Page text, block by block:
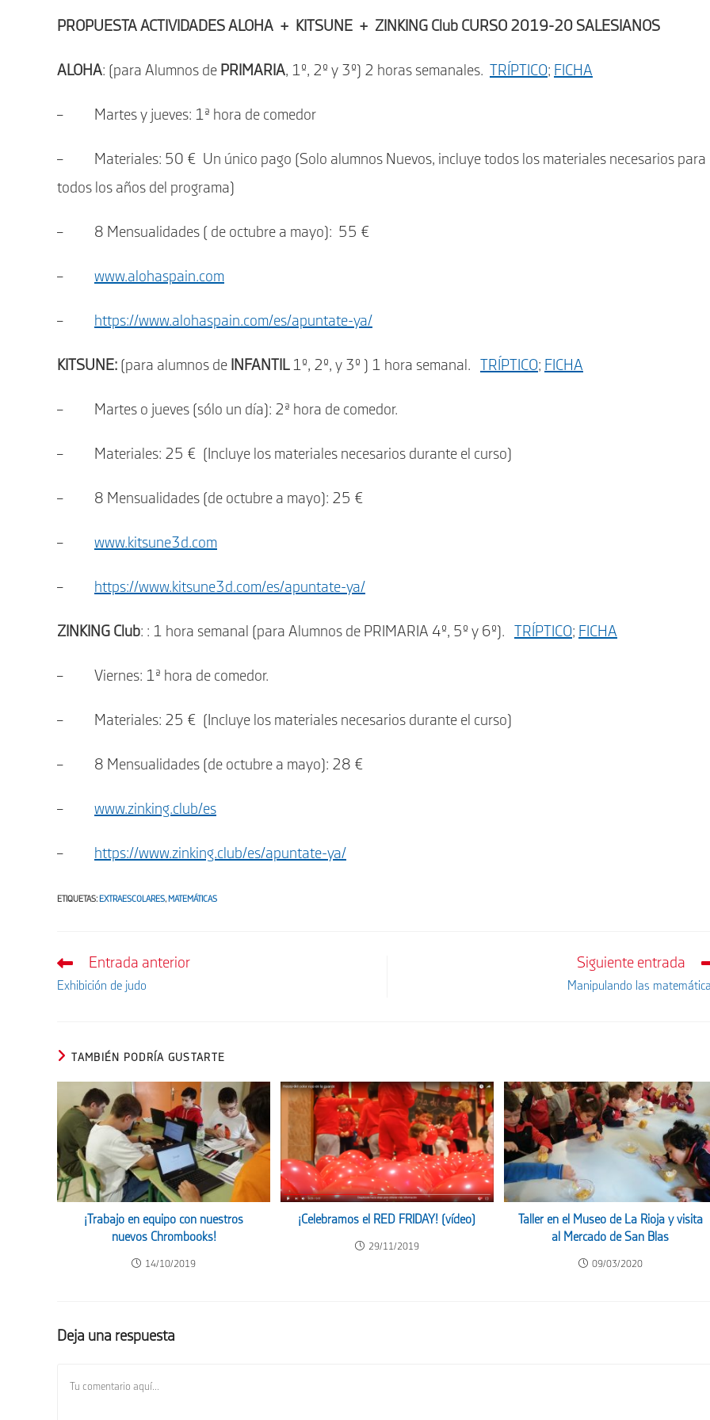
PROPUESTA ACTIVIDADES ALOHA + KITSUNE + ZINKING Club CURSO 2019-20 SALESIANOS
ALOHA: (para Alumnos de PRIMARIA, 1º, 2º y 3º) 2 horas semanales. TRÍPTICO; FICHA
– Martes y jueves: 1ª hora de comedor
– Materiales: 50 € Un único pago (Solo alumnos Nuevos, incluye todos los materiales necesarios para
todos los años del programa)
– 8 Mensualidades ( de octubre a mayo): 55 €
– www.alohaspain.com
– https://www.alohaspain.com/es/apuntate-ya/
KITSUNE: (para alumnos de INFANTIL 1º, 2º, y 3º ) 1 hora semanal. TRÍPTICO; FICHA
– Martes o jueves (sólo un día): 2ª hora de comedor.
– Materiales: 25 € (Incluye los materiales necesarios durante el curso)
– 8 Mensualidades (de octubre a mayo): 25 €
– www.kitsune3d.com
– https://www.kitsune3d.com/es/apuntate-ya/
ZINKING Club: : 1 hora semanal (para Alumnos de PRIMARIA 4º, 5º y 6º). TRÍPTICO; FICHA
– Viernes: 1ª hora de comedor.
– Materiales: 25 € (Incluye los materiales necesarios durante el curso)
– 8 Mensualidades (de octubre a mayo): 28 €
– www.zinking.club/es
– https://www.zinking.club/es/apuntate-ya/
ETIQUETAS: EXTRAESCOLARES, MATEMÁTICAS
Leer
artículos
Entrada anterior
Exhibición de judo
Siguiente entrada
Manipulando las
TAMBIÉN PODRÍA GUSTARTE
¡Trabajo en equipo con nuestros
nuevos Chrombooks!
14/10/2019
¡Celebramos el RED FRIDAY! (vídeo)
29/11/2019
Taller en el Museo de La Rioja y visita
al Mercado de San Blas
09/03/2020
Deja una respuesta